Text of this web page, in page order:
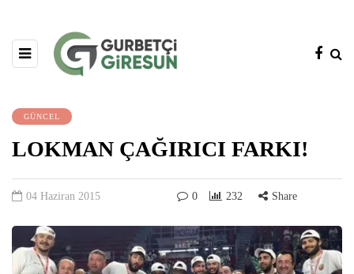
GÜNCEL
LOKMAN ÇAĞIRICI FARKI!
04 Haziran 2015 0 232 Share